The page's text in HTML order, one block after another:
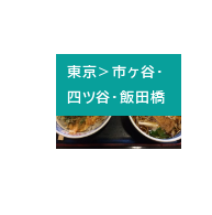
東京＞市ヶ谷・
四ツ谷・飯田橋